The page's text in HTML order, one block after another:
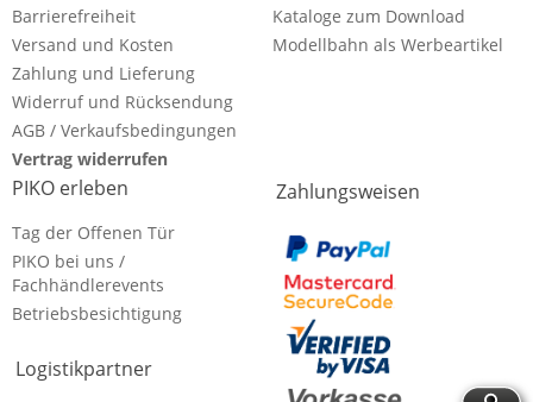
Barrierefreiheit
Versand und Kosten
Zahlung und Lieferung
Widerruf und Rücksendung
AGB / Verkaufsbedingungen
Vertrag widerrufen
Kataloge zum Download
Modellbahn als Werbeartikel
PIKO erleben
Tag der Offenen Tür
PIKO bei uns /
Fachhändlerevents
Betriebsbesichtigung
Logistikpartner
Zahlungsweisen